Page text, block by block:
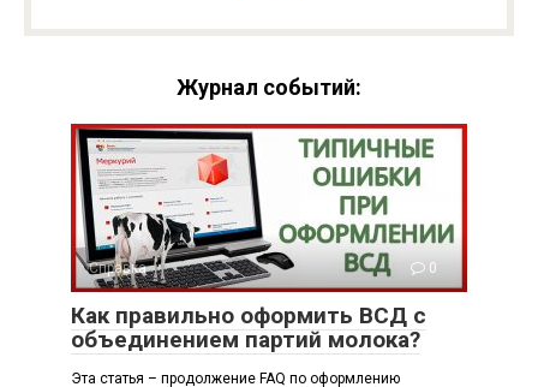
Журнал событий:
Справка 0
Как правильно оформить ВСД с
объединением партий молока?
Эта статья – продолжение FAQ по оформлению